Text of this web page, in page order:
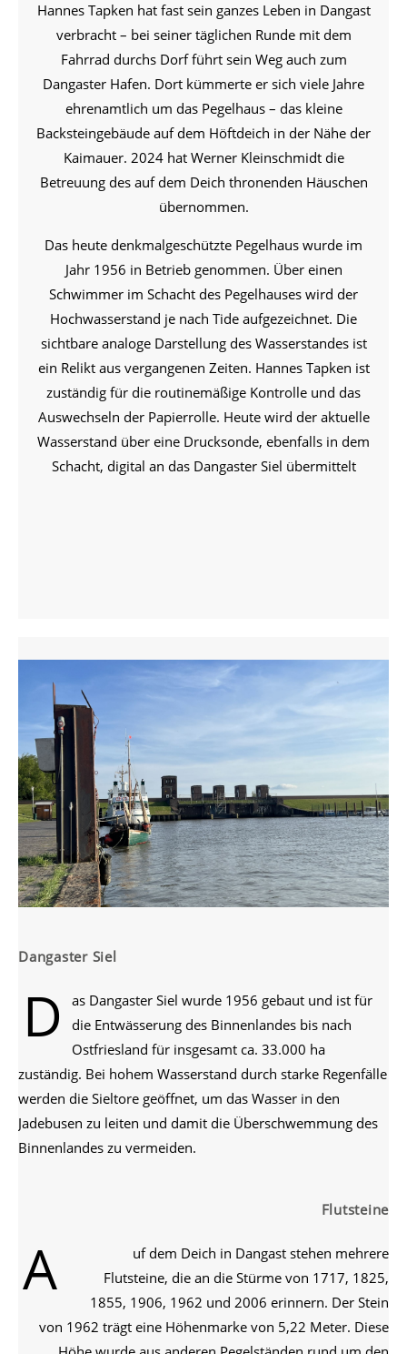
Hannes Tapken hat fast sein ganzes Leben in Dangast
verbracht – bei seiner täglichen Runde mit dem
Fahrrad durchs Dorf führt sein Weg auch zum
Dangaster Hafen. Dort kümmerte er sich viele Jahre
ehrenamtlich um das Pegelhaus – das kleine
Backsteingebäude auf dem Höftdeich in der Nähe der
Kaimauer. 2024 hat Werner Kleinschmidt die
Betreuung des auf dem Deich thronenden Häuschen
übernommen.
Das heute denkmalgeschützte Pegelhaus wurde im
Jahr 1956 in Betrieb genommen. Über einen
Schwimmer im Schacht des Pegelhauses wird der
Hochwasserstand je nach Tide aufgezeichnet. Die
sichtbare analoge Darstellung des Wasserstandes ist
ein Relikt aus vergangenen Zeiten. Hannes Tapken ist
zuständig für die routinemäßige Kontrolle und das
Auswechseln der Papierrolle. Heute wird der aktuelle
Wasserstand über eine Drucksonde, ebenfalls in dem
Schacht, digital an das Dangaster Siel übermittelt
Dangaster Siel
D
as Dangaster Siel wurde 1956 gebaut und ist für
die Entwässerung des Binnenlandes bis nach
Ostfriesland für insgesamt ca. 33.000 ha
zuständig. Bei hohem Wasserstand durch starke Regenfälle
werden die Sieltore geöffnet, um das Wasser in den
Jadebusen zu leiten und damit die Überschwemmung des
Binnenlandes zu vermeiden.
Flutsteine
A
uf dem Deich in Dangast stehen mehrere
Flutsteine, die an die Stürme von 1717, 1825,
1855, 1906, 1962 und 2006 erinnern. Der Stein
von 1962 trägt eine Höhenmarke von 5,22 Meter. Diese